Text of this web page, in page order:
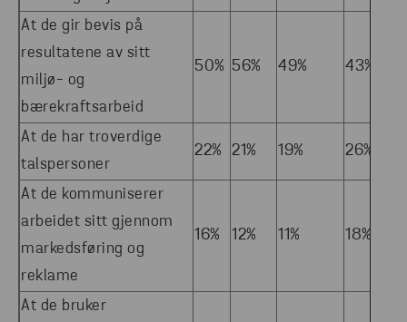
At de gir bevis på
resultatene av sitt
miljø- og
bærekraftsarbeid
50% 56% 49% 43%
At de har troverdige
talspersoner
22% 21% 19% 26%
At de kommuniserer
arbeidet sitt gjennom
markedsføring og
reklame
16% 12% 11% 18%
At de bruker